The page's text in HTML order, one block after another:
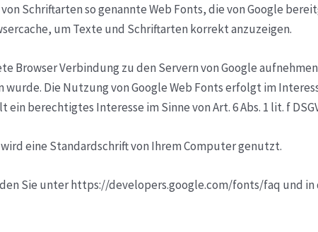
Schriftarten so genannte Web Fonts, die von Google
um Texte und Schriftarten korrekt anzuzeigen.
Browser Verbindung zu den Servern von Google
Die Nutzung von Google Web Fonts erfolgt im
berechtigtes Interesse im Sinne von Art. 6 Abs. 1 lit. f
eine Standardschrift von Ihrem Computer genutzt.
Sie unter https://developers.google.com/fonts/faq und